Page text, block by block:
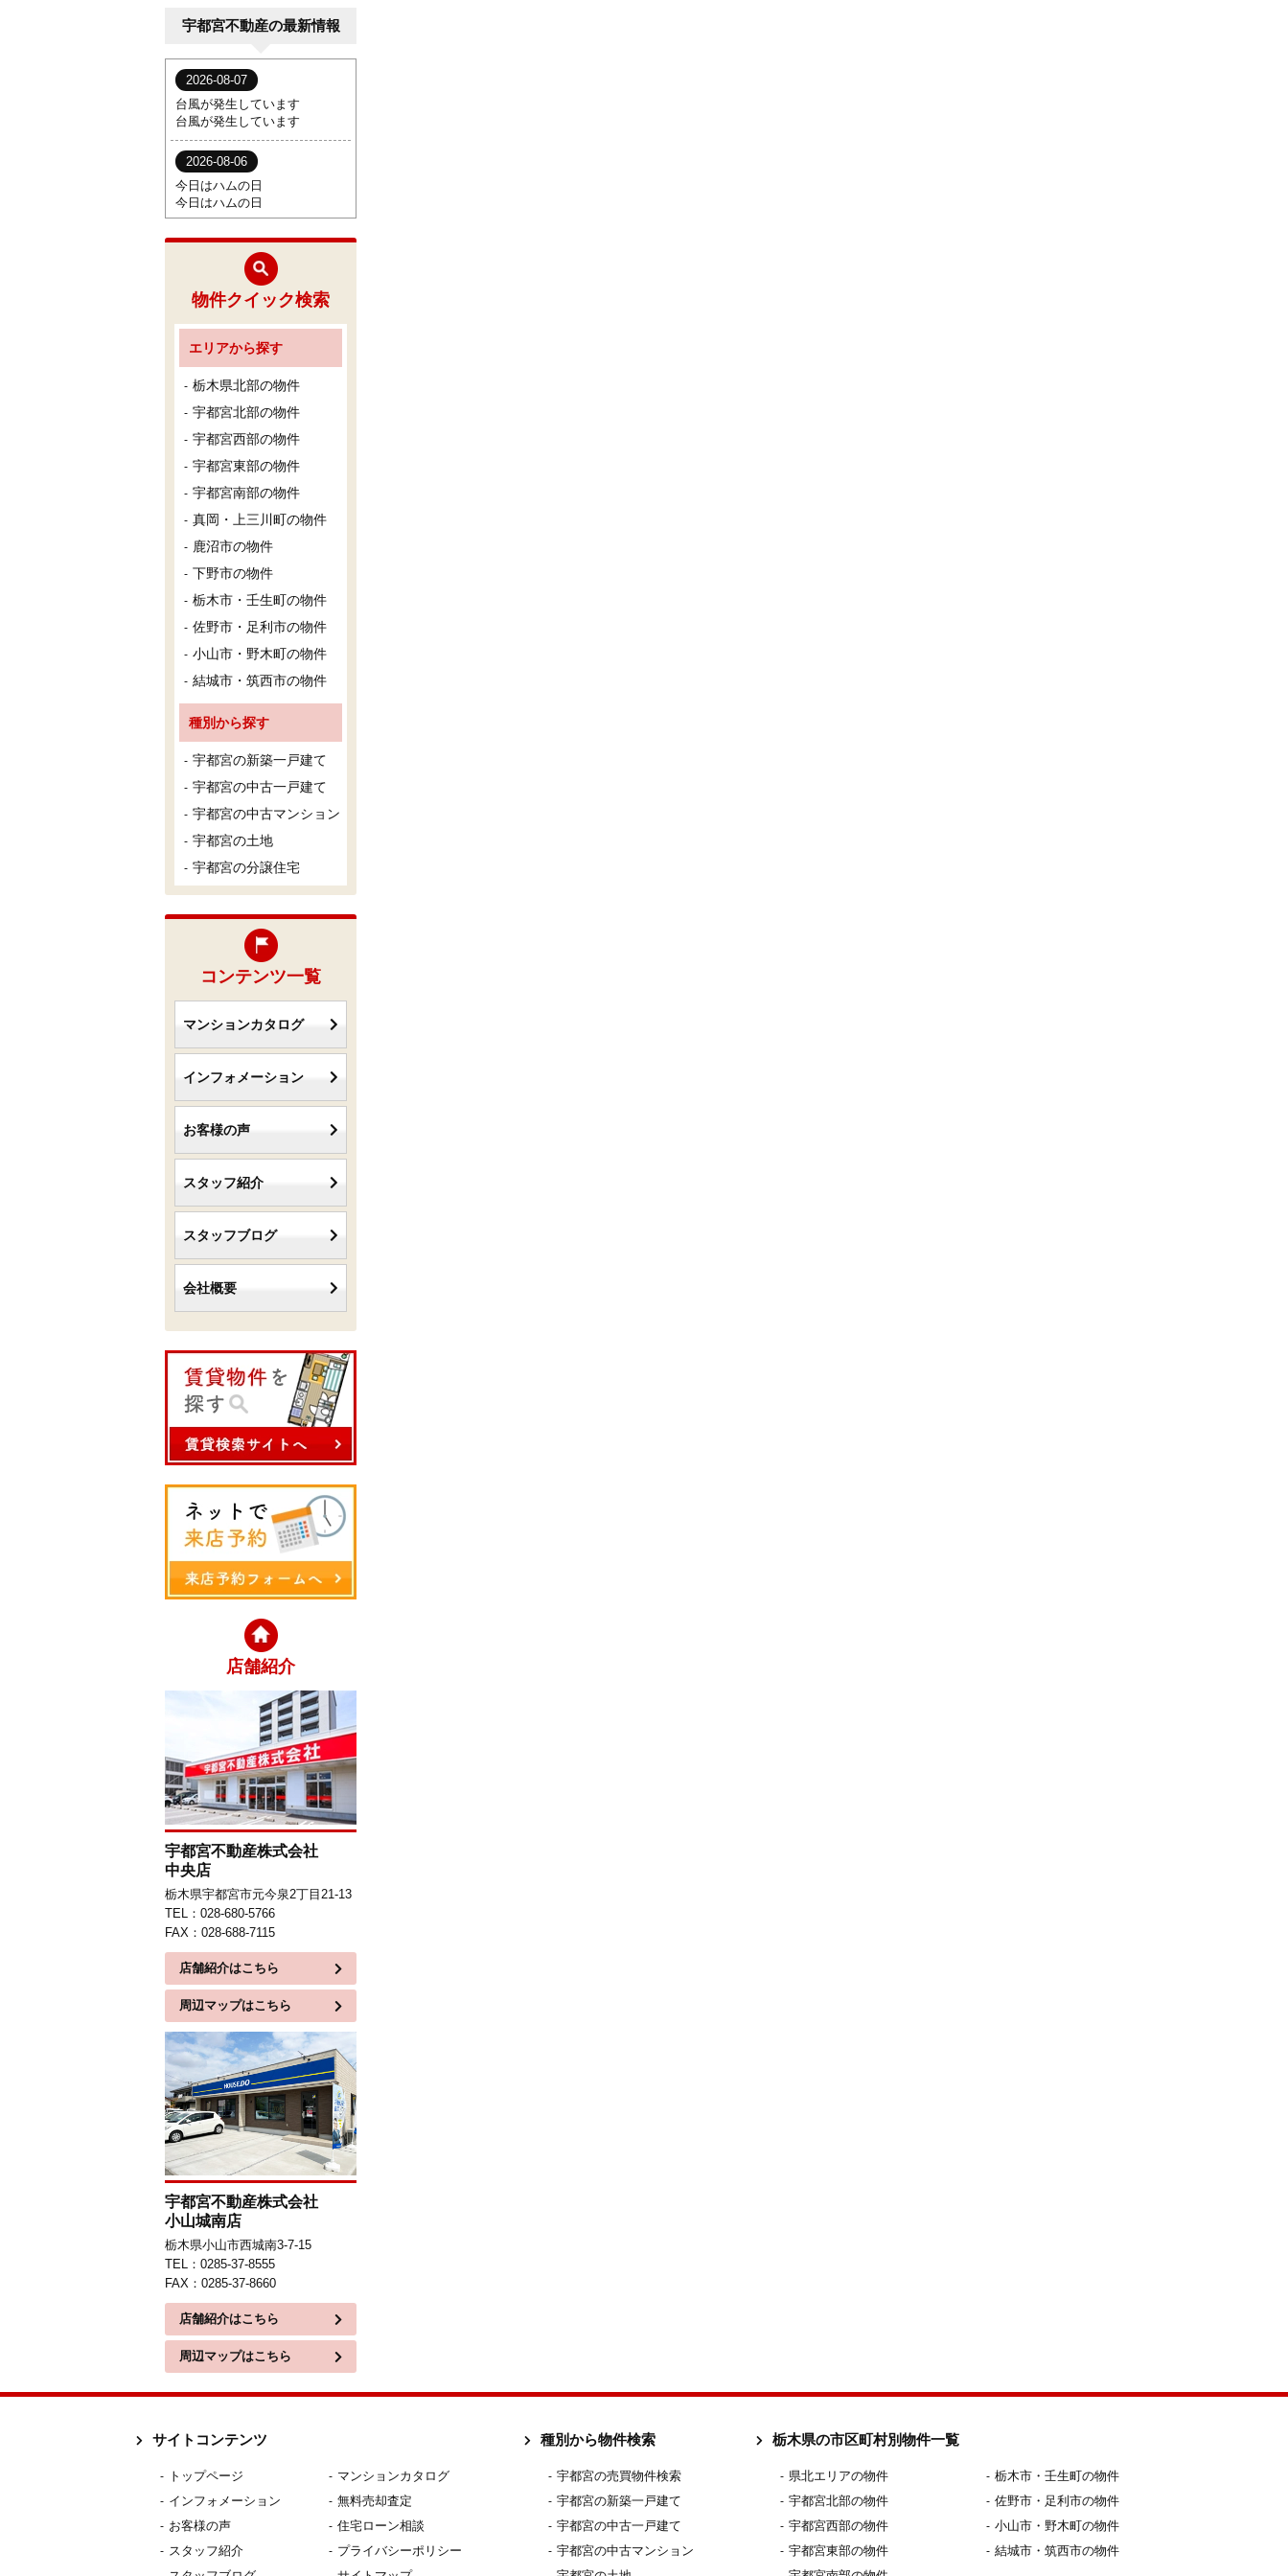
宇都宮不動産の最新情報
物件クイック検索
エリアから探す
栃木県北部の物件
宇都宮北部の物件
宇都宮西部の物件
宇都宮東部の物件
宇都宮南部の物件
真岡・上三川町の物件
鹿沼市の物件
下野市の物件
栃木市・壬生町の物件
佐野市・足利市の物件
小山市・野木町の物件
結城市・筑西市の物件
種別から探す
宇都宮の新築一戸建て
宇都宮の中古一戸建て
宇都宮の中古マンション
宇都宮の土地
宇都宮の分譲住宅
コンテンツ一覧
マンションカタログ
インフォメーション
お客様の声
スタッフ紹介
スタッフブログ
会社概要
店舗紹介
宇都宮不動産株式会社
中央店
栃木県宇都宮市元今泉2丁目21-13
TEL：028-680-5766
FAX：028-688-7115
店舗紹介はこちら
周辺マップはこちら
宇都宮不動産株式会社
小山城南店
栃木県小山市西城南3-7-15
TEL：0285-37-8555
FAX：0285-37-8660
店舗紹介はこちら
周辺マップはこちら
サイトコンテンツ
トップページ
インフォメーション
お客様の声
スタッフ紹介
マンションカタログ
無料売却査定
住宅ローン相談
プライバシーポリシー
種別から物件検索
宇都宮の売買物件検索
宇都宮の新築一戸建て
宇都宮の中古一戸建て
宇都宮の中古マンション
栃木県の市区町村別物件一覧
県北エリアの物件
宇都宮北部の物件
宇都宮西部の物件
宇都宮東部の物件
栃木市・壬生町の物件
佐野市・足利市の物件
小山市・野木町の物件
結城市・筑西市の物件